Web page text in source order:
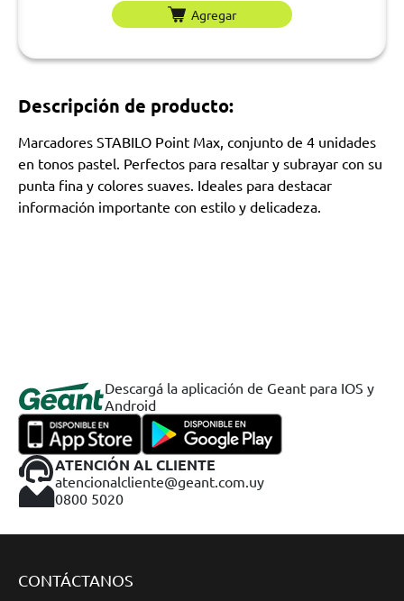
Agregar
Descripción de producto:
Marcadores STABILO Point Max, conjunto de 4 unidades
en tonos pastel. Perfectos para resaltar y subrayar con su
punta fina y colores suaves. Ideales para destacar
información importante con estilo y delicadeza.
Descargá la aplicación de Geant para IOS y
Android
ATENCIÓN AL CLIENTE
atencionalcliente@geant.com.uy
0800 5020
CONTÁCTANOS